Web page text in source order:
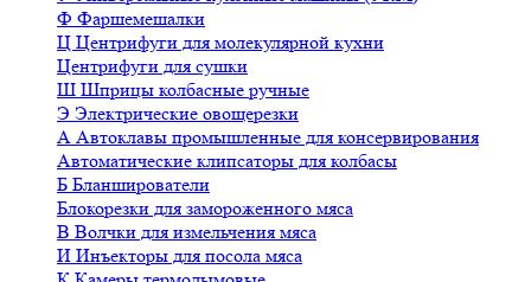
Ф Фаршемешалки
Ц Центрифуги для молекулярной кухни
Центрифуги для сушки
Ш Шприцы колбасные ручные
Э Электрические овощерезки
А Автоклавы промышленные для консервирования
Автоматические клипсаторы для колбасы
Б Бланширователи
Блокорезки для замороженного мяса
В Волчки для измельчения мяса
И Инъекторы для посола мяса